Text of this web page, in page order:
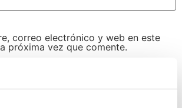
correo electrónico y web en este
próxima vez que comente.